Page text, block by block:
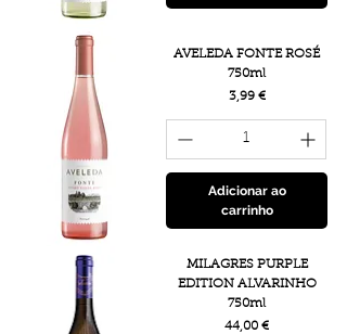
AVELEDA FONTE ROSÉ
750ml
Preço
3,99 €
Adicionar ao
carrinho
MILAGRES PURPLE
EDITION ALVARINHO
750ml
Preço
44,00 €